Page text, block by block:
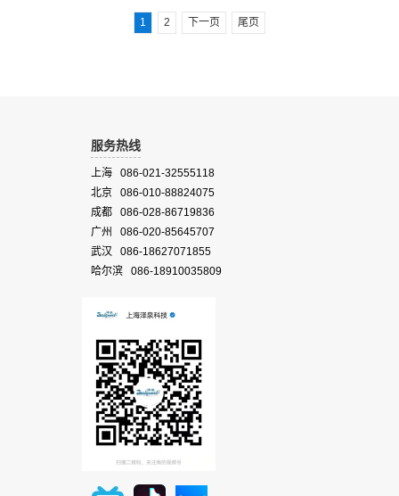
1 2 下一页 尾页
服务热线
上海 086-021-32555118
北京 086-010-88824075
成都 086-028-86719836
广州 086-020-85645707
武汉 086-18627071855
哈尔滨 086-18910035809